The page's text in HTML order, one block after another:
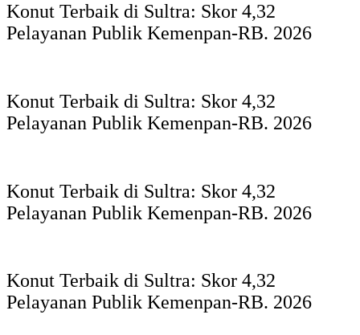
Konut Terbaik di Sultra: Skor 4,32
Pelayanan Publik Kemenpan-RB. 2026
Konut Terbaik di Sultra: Skor 4,32
Pelayanan Publik Kemenpan-RB. 2026
Konut Terbaik di Sultra: Skor 4,32
Pelayanan Publik Kemenpan-RB. 2026
Konut Terbaik di Sultra: Skor 4,32
Pelayanan Publik Kemenpan-RB. 2026